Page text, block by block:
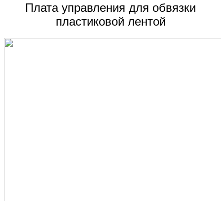
Плата управления для обвязки
пластиковой лентой